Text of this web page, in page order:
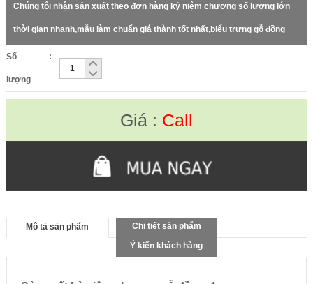
Chúng tôi nhận sản xuất theo đơn hàng kỷ niệm chương số lượng lớn
thời gian nhanh,mẫu làm chuẩn giá thành tốt nhất,biểu trưng gỗ đồng
Số
lượng
:
Giá : Call
Mô tả sản phẩm
Chi tiết sản phẩm
Ý kiến khách hàng